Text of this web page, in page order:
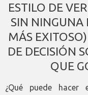
ESTILO DE
SIN NINGUNA
MÁS
DE DECISIÓN
QUE
¿Qué puede hacer